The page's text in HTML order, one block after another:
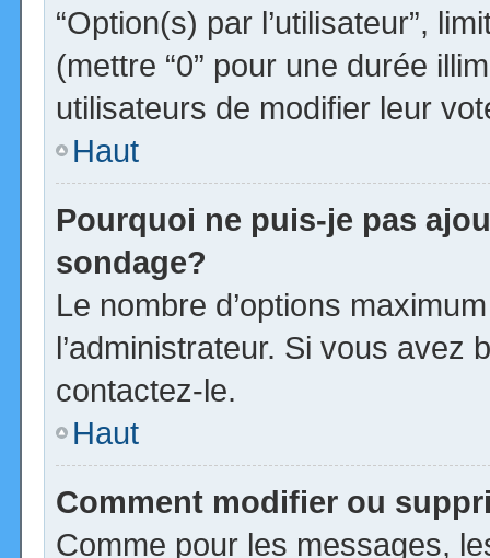
“Option(s) par l’utilisateur”,
(mettre “0” pour une durée
utilisateurs de modifier leur
Haut
Pourquoi ne puis-je pas
sondage?
Le nombre d’options
l’administrateur. Si vous avez
contactez-le.
Haut
Comment modifier ou
Comme pour les messages,